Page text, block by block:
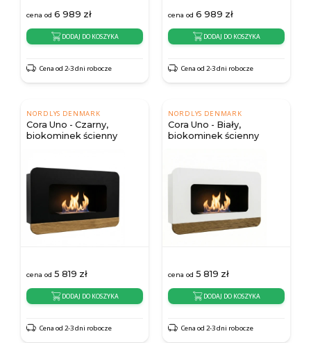
cena od 6 989 zł
DODAJ DO KOSZYKA
Cena od 2-3 dni robocze
cena od 6 989 zł
DODAJ DO KOSZYKA
Cena od 2-3 dni robocze
NORDLYS DENMARK
Cora Uno - Czarny,
biokominek ścienny
cena od 5 819 zł
DODAJ DO KOSZYKA
Cena od 2-3 dni robocze
NORDLYS DENMARK
Cora Uno - Biały,
biokominek ścienny
cena od 5 819 zł
DODAJ DO KOSZYKA
Cena od 2-3 dni robocze